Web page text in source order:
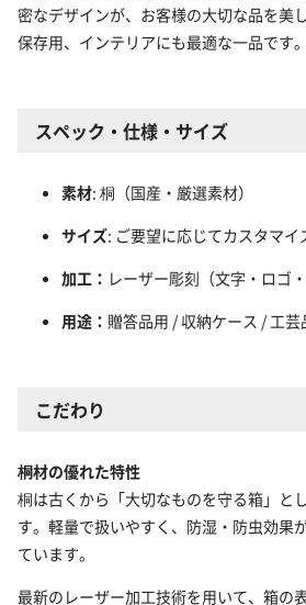
密なデザインが、お客様の大切な品を美
保存用、インテリアにも最適な一品です。
スペック・仕様・サイズ
素材: 桐（国産・厳選素材）
サイズ: ご要望に応じてカスタマイ
加工： レーザー彫刻（文字・ロゴ
用途： 贈答品用 / 収納ケース / 工
こだわり
桐材の優れた特性
桐は古くから「大切なものを守る箱」と
す。軽量で扱いやすく、防湿・防虫効果
ています。
最新のレーザー加工技術を用いて、箱の